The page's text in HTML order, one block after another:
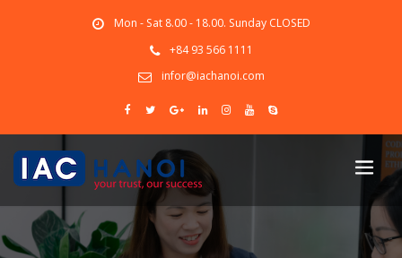
Mon - Sat 8.00 - 18.00. Sunday CLOSED
+84 93 566 1111
infor@iachanoi.com